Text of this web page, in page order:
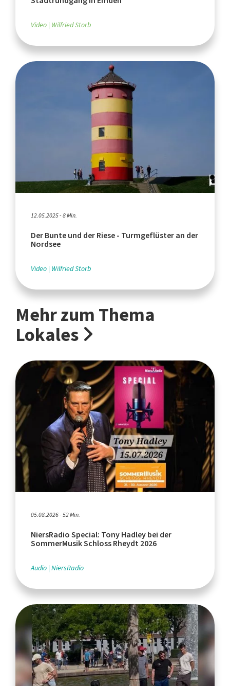
Video Wilfried Storb
12.05.2025 - 8 Min.
Der Bunte und der Riese - Turmgeflüster an der
Nordsee
Video Wilfried Storb
Mehr zum Thema
Lokales
05.08.2026 - 52 Min.
NiersRadio Special: Tony Hadley bei der
SommerMusik Schloss Rheydt 2026
Audio NiersRadio